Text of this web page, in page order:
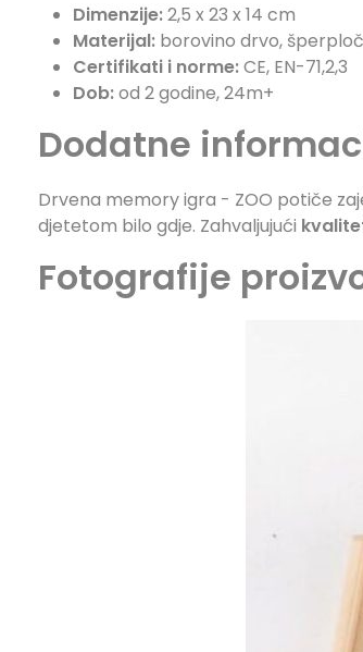
Dimenzije:2,5 x 23 x 14 cm
Materijal: borovino drvo,
Certifikati i norme:CE, EN-71,2,3
Dob:od 2 godine, 24m+
Dodatne
Drvena memory igra - ZOO potiče
djetetom bilo gdje. Zahvaljujući
Fotografije